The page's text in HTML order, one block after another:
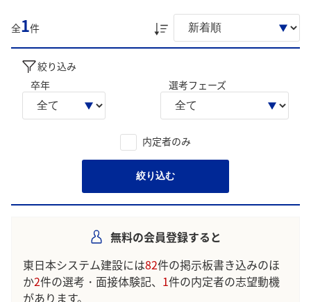
全1件
絞り込み
卒年
選考フェーズ
内定者のみ
絞り込む
無料の会員登録すると
東日本システム建設には82件の掲示板書き込みのほ
か2件の選考・面接体験記、 1件の内定者の志望動機
があります。